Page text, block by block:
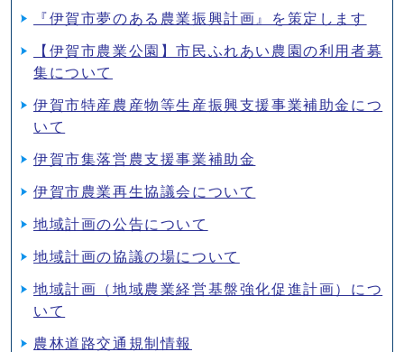
『伊賀市夢のある農業振興計画』を策定します
【伊賀市農業公園】市民ふれあい農園の利用者募
集について
伊賀市特産農産物等生産振興支援事業補助金につ
いて
伊賀市集落営農支援事業補助金
伊賀市農業再生協議会について
地域計画の公告について
地域計画の協議の場について
地域計画（地域農業経営基盤強化促進計画）につ
いて
農林道路交通規制情報